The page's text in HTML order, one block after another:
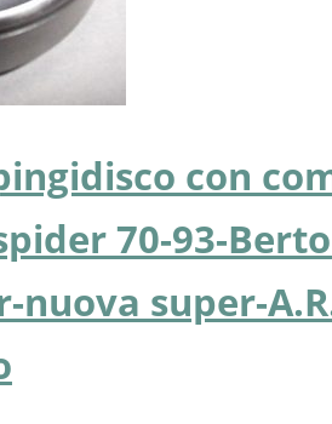
con
70-93-
nuova super-